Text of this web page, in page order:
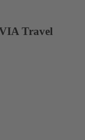
Travel